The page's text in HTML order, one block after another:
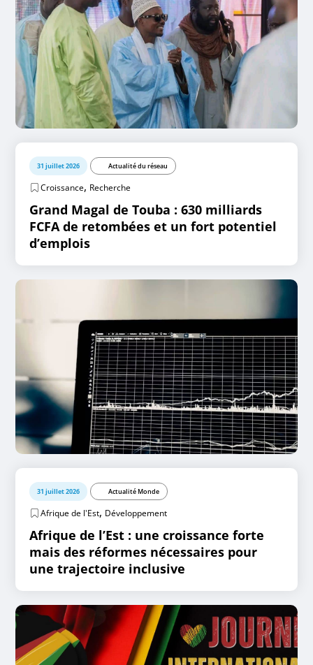
31 juillet 2026 Actualité du réseau
Croissance, Recherche
Grand Magal de Touba : 630 milliards
FCFA de retombées et un fort potentiel
d’emplois
31 juillet 2026 Actualité Monde
Afrique de l'Est, Développement
Afrique de l’Est : une croissance forte
mais des réformes nécessaires pour
une trajectoire inclusive